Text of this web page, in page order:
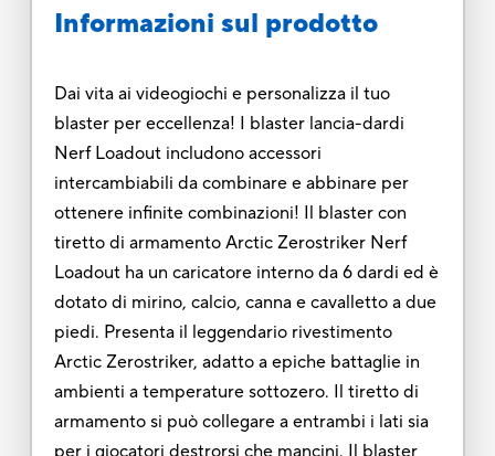
Informazioni sul prodotto
Dai vita ai videogiochi e personalizza il tuo
blaster per eccellenza! I blaster lancia-dardi
Nerf Loadout includono accessori
intercambiabili da combinare e abbinare per
ottenere infinite combinazioni! Il blaster con
tiretto di armamento Arctic Zerostriker Nerf
Loadout ha un caricatore interno da 6 dardi ed è
dotato di mirino, calcio, canna e cavalletto a due
piedi. Presenta il leggendario rivestimento
Arctic Zerostriker, adatto a epiche battaglie in
ambienti a temperature sottozero. Il tiretto di
armamento si può collegare a entrambi i lati sia
per i giocatori destrorsi che mancini. Il blaster